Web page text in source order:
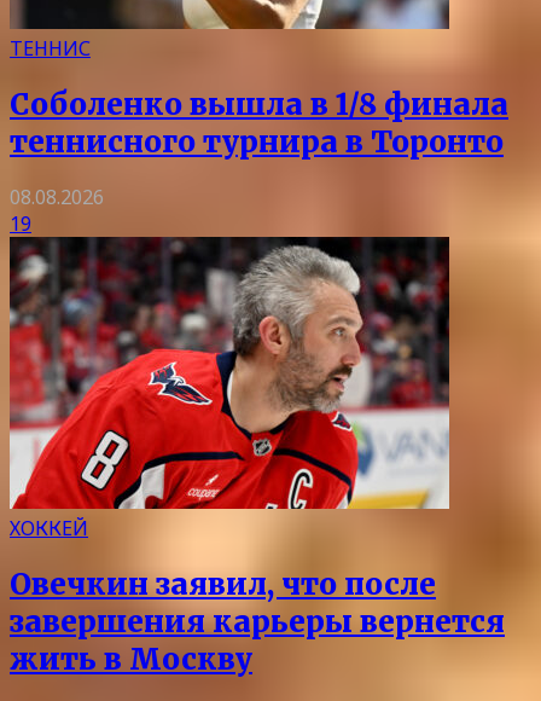
ТЕННИС
Соболенко вышла в 1/8 финала
теннисного турнира в Торонто
08.08.2026
19
ХОККЕЙ
Овечкин заявил, что после
завершения карьеры вернется
жить в Москву